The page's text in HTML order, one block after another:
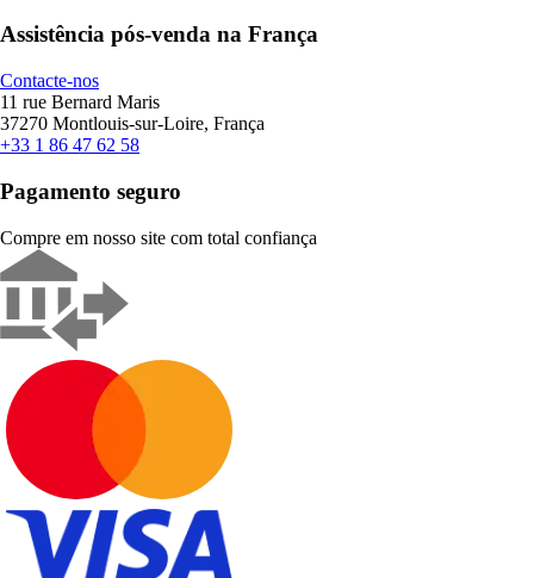
Assistência pós-venda na França
Contacte-nos
11 rue Bernard Maris
37270 Montlouis-sur-Loire, França
+33 1 86 47 62 58
Pagamento seguro
Compre em nosso site com total confiança